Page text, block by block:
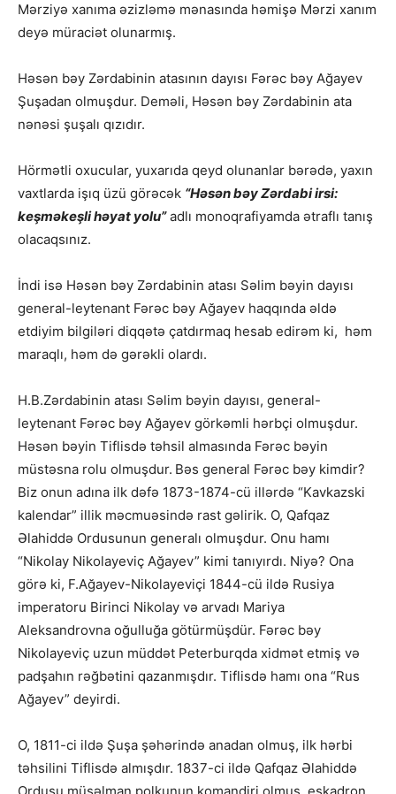
Mərziyə xanıma əzizləmə mənasında həmişə Mərzi xanım
deyə müraciət olunarmış.
Həsən bəy Zərdabinin atasının dayısı Fərəc bəy Ağayev
Şuşadan olmuşdur. Deməli, Həsən bəy Zərdabinin ata
nənəsi şuşalı qızıdır.
Hörmətli oxucular, yuxarıda qeyd olunanlar bərədə, yaxın
vaxtlarda işıq üzü görəcək “Həsən bəy Zərdabi irsi:
keşməkeşli həyat yolu”adlı monoqrafiyamda ətraflı tanış
olacaqsınız.
İndi isə Həsən bəy Zərdabinin atası Səlim bəyin dayısı
general-leytenant Fərəc bəy Ağayev haqqında əldə
etdiyim bilgiləri diqqətə çatdırmaq hesab edirəm ki, həm
maraqlı, həm də gərəkli olardı.
H.B.Zərdabinin atası Səlim bəyin dayısı, general-
leytenant Fərəc bəy Ağayev görkəmli hərbçi olmuşdur.
Həsən bəyin Tiflisdə təhsil almasında Fərəc bəyin
müstəsna rolu olmuşdur. Bəs general Fərəc bəy kimdir?
Biz onun adına ilk dəfə 1873-1874-cü illərdə “Kavkazski
kalendar” illik məcmuəsində rast gəlirik. O, Qafqaz
Əlahiddə Ordusunun generalı olmuşdur. Onu hamı
“Nikolay Nikolayeviç Ağayev” kimi tanıyırdı. Niyə? Ona
görə ki, F.Ağayev-Nikolayeviçi 1844-cü ildə Rusiya
imperatoru Birinci Nikolay və arvadı Mariya
Aleksandrovna oğulluğa götürmüşdür. Fərəc bəy
Nikolayeviç uzun müddət Peterburqda xidmət etmiş və
padşahın rəğbətini qazanmışdır. Tiflisdə hamı ona “Rus
Ağayev” deyirdi.
O, 1811-ci ildə Şuşa şəhərində anadan olmuş, ilk hərbi
təhsilini Tiflisdə almışdır. 1837-ci ildə Qafqaz Əlahiddə